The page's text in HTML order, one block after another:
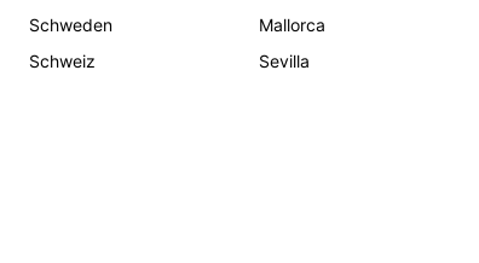
Schweden
Schweiz
Mallorca
Sevilla